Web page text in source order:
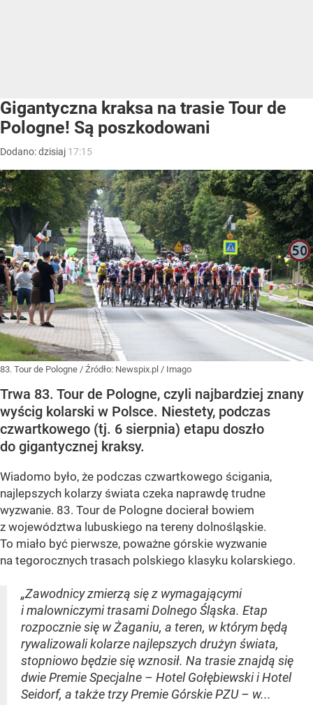
Gigantyczna kraksa na trasie Tour de
Pologne! Są poszkodowani
Dodano:dzisiaj 17:15
83. Tour de Pologne / Źródło: Newspix.pl / Imago
Trwa 83. Tour de Pologne, czyli najbardziej znany
wyścig kolarski w Polsce. Niestety, podczas
czwartkowego (tj. 6 sierpnia) etapu doszło
do gigantycznej kraksy.
Wiadomo było, że podczas czwartkowego ścigania,
najlepszych kolarzy świata czeka naprawdę trudne
wyzwanie. 83. Tour de Pologne docierał bowiem
z województwa lubuskiego na tereny dolnośląskie.
To miało być pierwsze, poważne górskie wyzwanie
na tegorocznych trasach polskiego klasyku kolarskiego.
„Zawodnicy zmierzą się z wymagającymi
i malowniczymi trasami Dolnego Śląska. Etap
rozpocznie się w Żaganiu, a teren, w którym będą
rywalizowali kolarze najlepszych drużyn świata,
stopniowo będzie się wznosił. Na trasie znajdą się
dwie Premie Specjalne – Hotel Gołębiewski i Hotel
Seidorf, a także trzy Premie Górskie PZU – w...